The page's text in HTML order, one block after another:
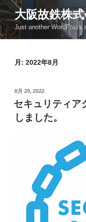
コ
ン
テ
ン
大阪故鉄株
Just another WordPress
月: 2022年8月
投
稿
日:
8月 29, 2022
セキュリティ
しました。